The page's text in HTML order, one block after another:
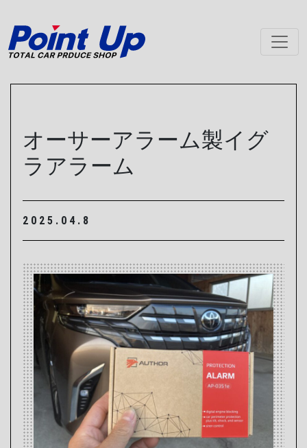
メインナビゲーション
オーサーアラーム製イグ
ラアラーム
2025.04.8